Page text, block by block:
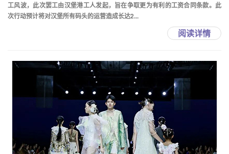
工风波，此次罢工由汉堡港工人发起，旨在争取更为有利的工资合同条款。此
次行动预计将对汉堡所有码头的运营造成长达2...
阅读详情